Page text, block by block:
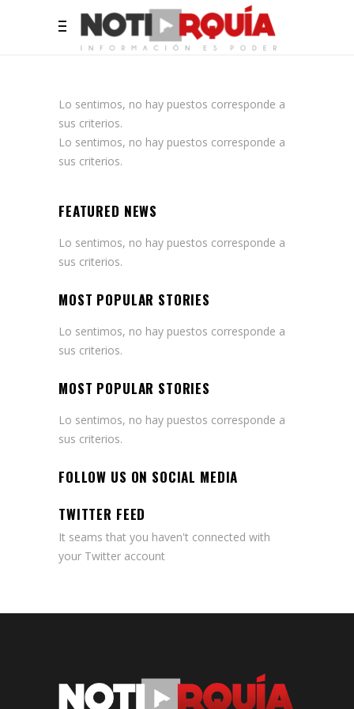
Lo sentimos, no hay puestos corresponde a
sus criterios.
Lo sentimos, no hay puestos corresponde a
sus criterios.
FEATURED NEWS
Lo sentimos, no hay puestos corresponde a
sus criterios.
MOST POPULAR STORIES
Lo sentimos, no hay puestos corresponde a
sus criterios.
MOST POPULAR STORIES
Lo sentimos, no hay puestos corresponde a
sus criterios.
FOLLOW US ON SOCIAL MEDIA
TWITTER FEED
It seams that you haven't connected with
your Twitter account